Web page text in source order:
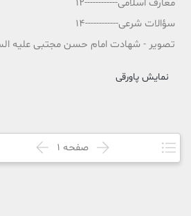
معارف اسلامی------------12
سؤالات شرعی------------14
تصویر - شهادت امام حسن مجتبی علیه
نمایش پاورقی
صفحه 1